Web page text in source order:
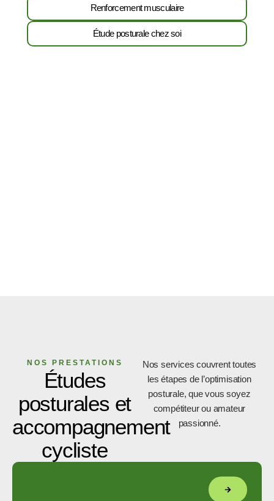
Renforcement musculaire
Étude posturale chez soi
NOS PRESTATIONS
Études
posturales et
accompagnement
cycliste
Nos services couvrent toutes
les étapes de l’optimisation
posturale, que vous soyez
compétiteur ou amateur
passionné.